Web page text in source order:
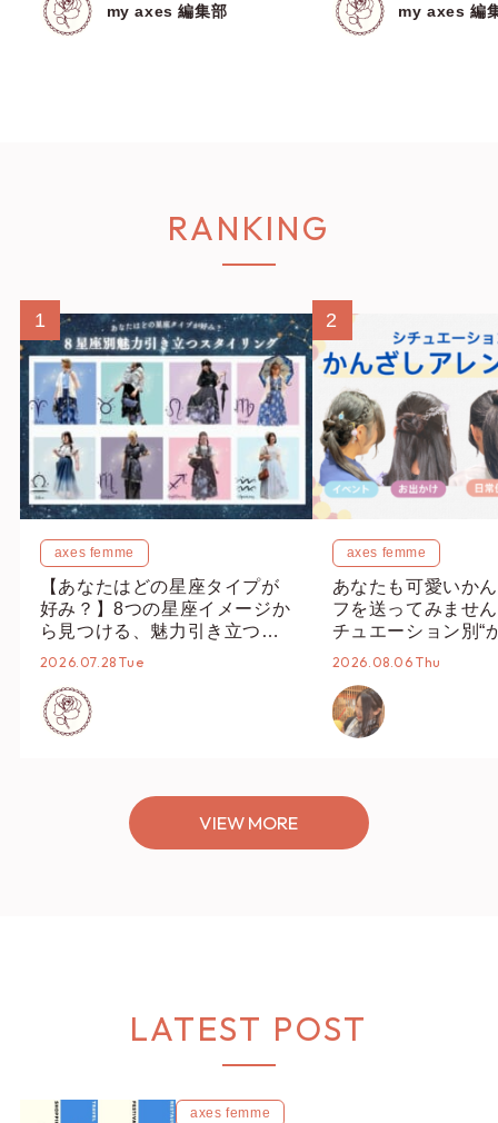
my axes 編集部 my axes 編
RANKING
1
axes femme
【あなたはどの星座タイプが
好み？】8つの星座イメージか
ら見つける、魅力引き立つス
タイリング♡
2026.07.28 Tue
2
axes femme
あなたも可愛いか
フを送ってみませ
チュエーション別“
オススメ【ショッ
2026.08.06 Thu
VIEW MORE
LATEST POST
axes femme